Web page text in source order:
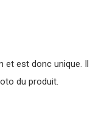
et est donc unique. Il
du produit.